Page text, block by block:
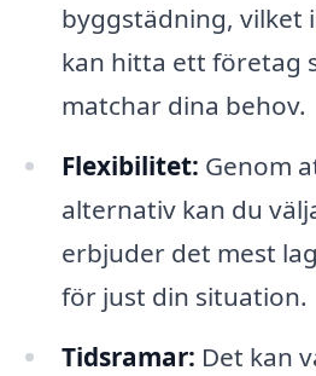
byggstädning, vilket
kan hitta ett företag
matchar dina behov.
Flexibilitet: Genom
alternativ kan du
erbjuder det mest
för just din situation.
Tidsramar: Det kan